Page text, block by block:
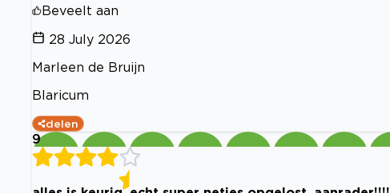
Beveelt aan
28 July 2026
Marleen de Bruijn
Blaricum
delen
9